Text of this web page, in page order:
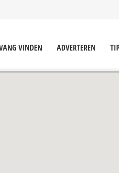
VINDEN ADVERTEREN